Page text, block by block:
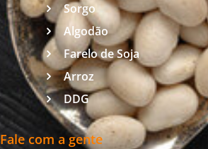
Sorgo
Algodão
Farelo de Soja
Arroz
DDG
Fale com a gente